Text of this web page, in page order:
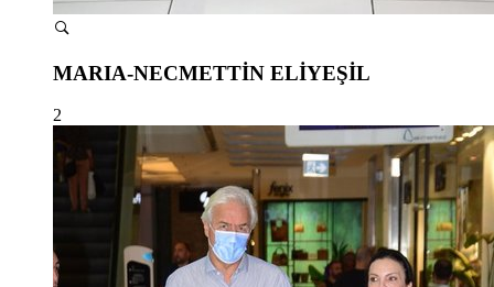
MARIA-NECMETTİN ELİYEŞİL
2